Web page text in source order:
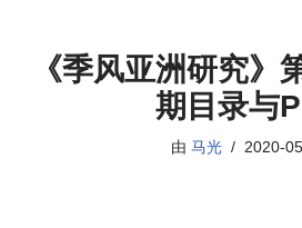
《季风亚洲研究》
期目录与
由 马光 2020-